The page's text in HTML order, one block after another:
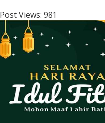
Post Views: 981